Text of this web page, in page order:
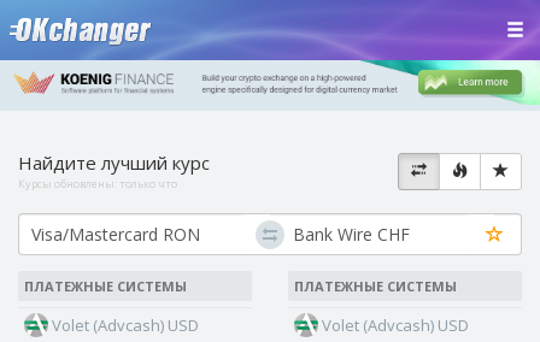
Найдите лучший курс
Курсы обновлены: только что
ПЛАТЕЖНЫЕ СИСТЕМЫ
Volet (Advcash) USD
ПЛАТЕЖНЫЕ СИСТЕМЫ
Volet (Advcash) USD